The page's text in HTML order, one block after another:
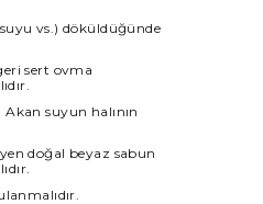
suyu vs.) döküldüğünde
sert ovma
Akan suyun halının
doğal beyaz sabun